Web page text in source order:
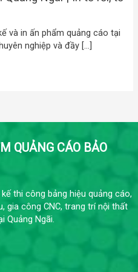
và in ấn phẩm quảng cáo tại
nghiệp và đầy […]
QUẢNG CÁO BẢO
thi công bảng hiệu quảng cáo,
gia công CNC, trang trí nội thất
Quảng Ngãi.